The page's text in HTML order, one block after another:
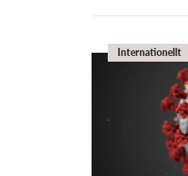
Internationellt